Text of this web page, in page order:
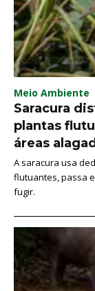
Meio Ambiente
Saracura
plantas
áreas
A saracura usa
flutuantes, passa
fugir.